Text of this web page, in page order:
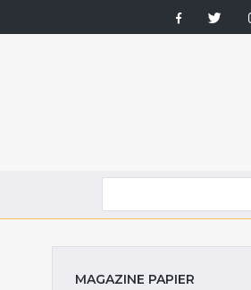
MAGAZINE PAPIER